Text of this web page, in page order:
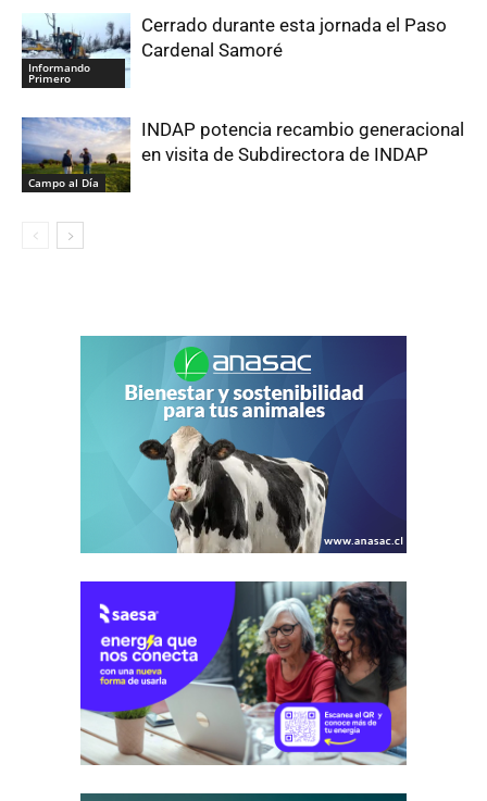
Informando
Primero
Cerrado durante esta jornada el Paso
Cardenal Samoré
Campo al Día
INDAP potencia recambio generacional
en visita de Subdirectora de INDAP